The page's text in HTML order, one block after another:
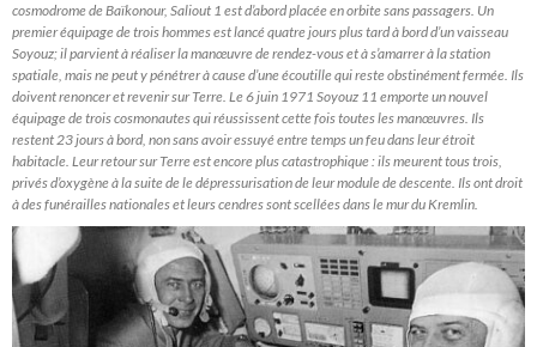
cosmodrome de Baïkonour, Saliout 1 est d’abord placée en orbite sans passagers. Un
premier équipage de trois hommes est lancé quatre jours plus tard à bord d’un vaisseau
Soyouz; il parvient à réaliser la manœuvre de rendez-vous et à s’amarrer à la station
spatiale, mais ne peut y pénétrer à cause d’une écoutille qui reste obstinément fermée. Ils
doivent renoncer et revenir sur Terre. Le 6 juin 1971 Soyouz 11 emporte un nouvel
équipage de trois cosmonautes qui réussissent cette fois toutes les manœuvres. Ils
restent 23 jours à bord, non sans avoir essuyé entre temps un feu dans leur étroit
habitacle. Leur retour sur Terre est encore plus catastrophique : ils meurent tous trois,
privés d’oxygène à la suite de le dépressurisation de leur module de descente. Ils ont droit
à des funérailles nationales et leurs cendres sont scellées dans le mur du Kremlin.